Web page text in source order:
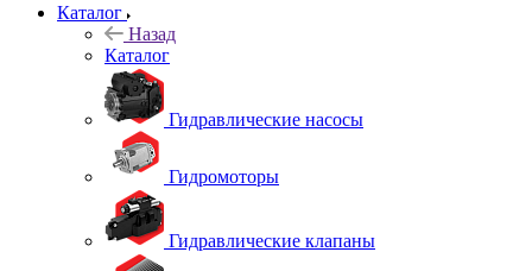
Каталог
Назад
Каталог
Гидравлические насосы
Гидромоторы
Гидравлические клапаны